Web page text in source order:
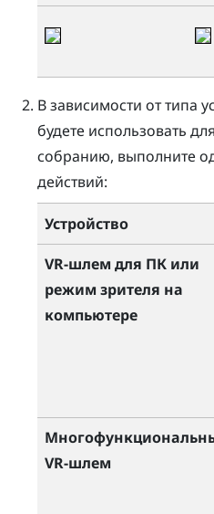
В зависимости от типа
будете использовать
собранию, выполните
действий:
Устройство
VR-шлем для ПК или
режим зрителя на
компьютере
VR-шлем